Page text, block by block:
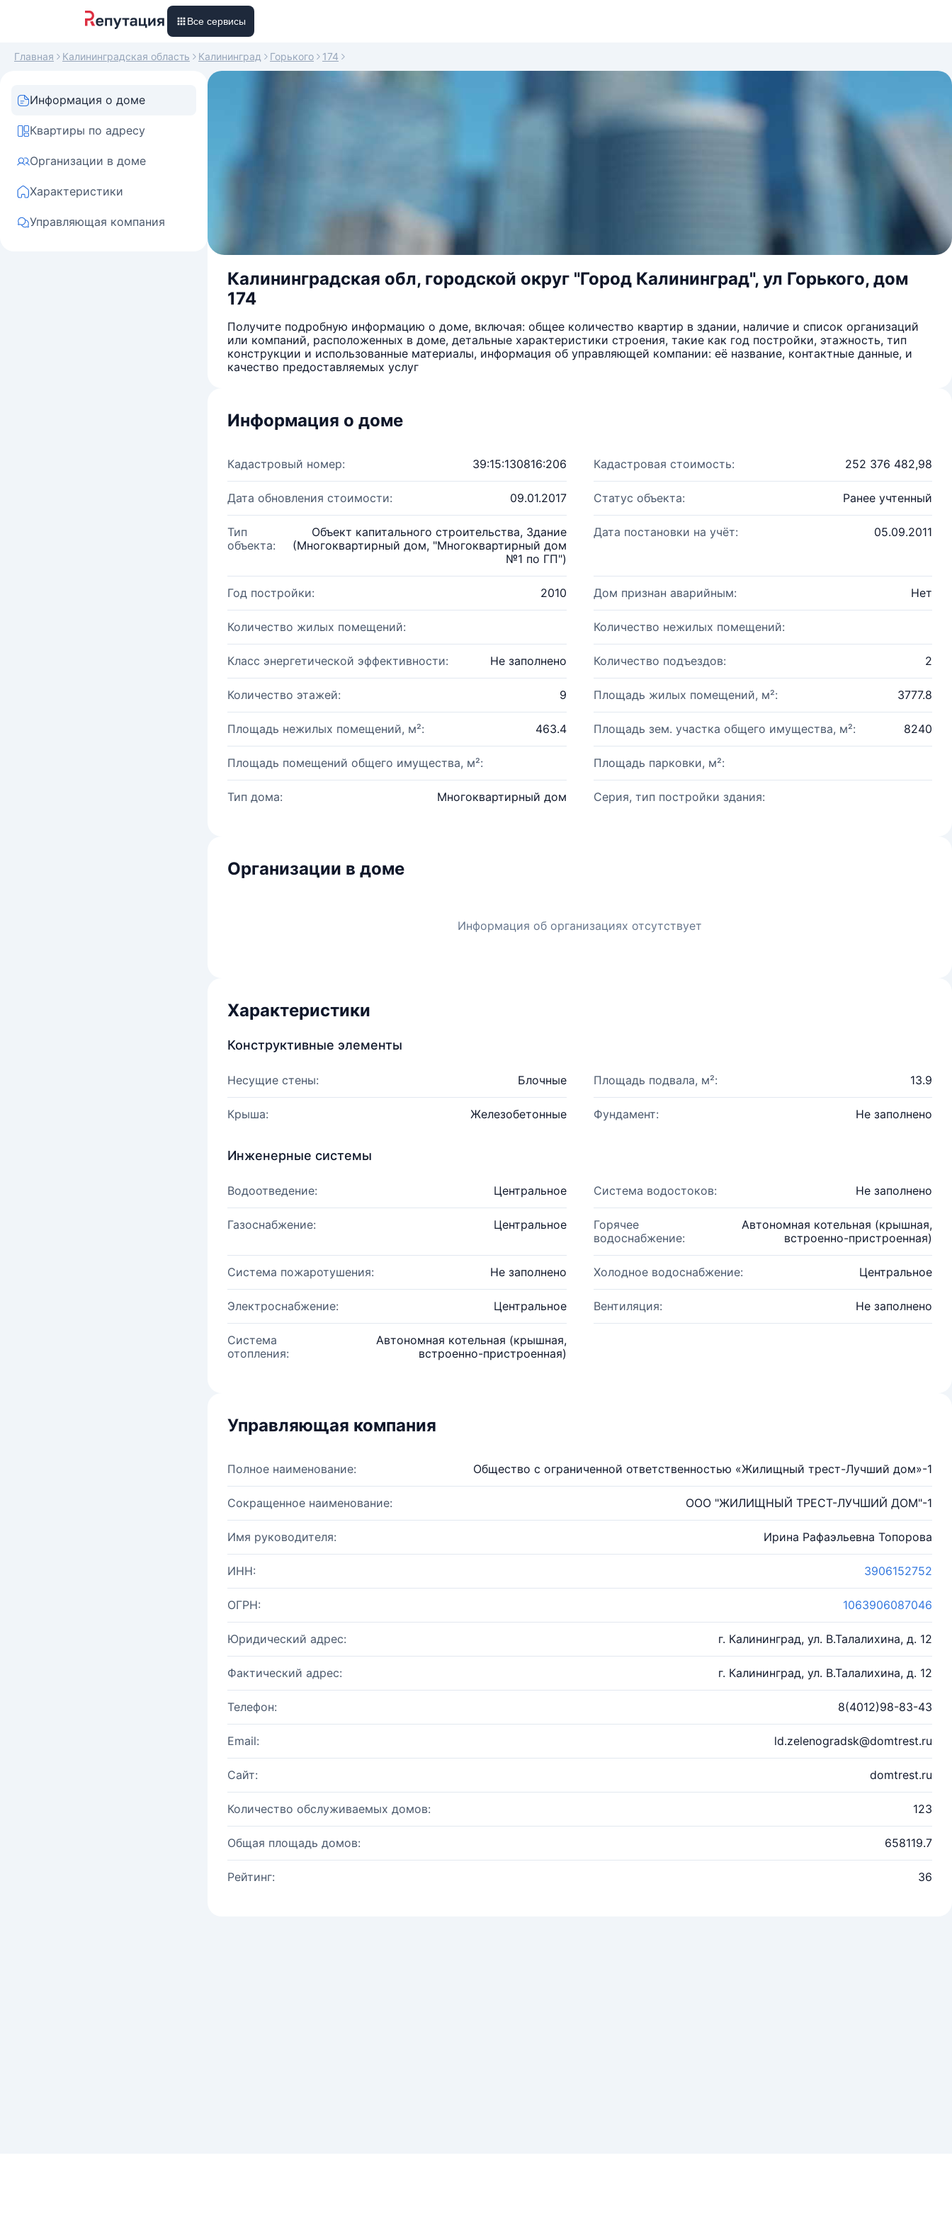
Все сервисы
Главная Калининградская область Калининград Горького 174
Информация о доме
Квартиры по адресу
Организации в доме
Характеристики
Управляющая компания
Калининградская обл, городской округ "Город Калининград", ул Горького, дом
174
Получите подробную информацию о доме, включая: общее количество квартир в здании, наличие и список организаций
или компаний, расположенных в доме, детальные характеристики строения, такие как год постройки, этажность, тип
конструкции и использованные материалы, информация об управляющей компании: её название, контактные данные, и
качество предоставляемых услуг
Информация о доме
Кадастровый номер: 39:15:130816:206 Кадастровая стоимость: 252 376 482,98
Дата обновления стоимости: 09.01.2017 Статус объекта: Ранее учтенный
Тип
объекта:
Объект капитального строительства, Здание
(Многоквартирный дом, "Многоквартирный дом
№1 по ГП")
Дата постановки на учёт: 05.09.2011
Год постройки: 2010 Дом признан аварийным: Нет
Количество жилых помещений: Количество нежилых помещений:
Класс энергетической эффективности: Не заполнено Количество подъездов: 2
Количество этажей: 9 Площадь жилых помещений, м²: 3777.8
Площадь нежилых помещений, м²: 463.4 Площадь зем. участка общего имущества, м²: 8240
Площадь помещений общего имущества, м²: Площадь парковки, м²:
Тип дома: Многоквартирный дом Серия, тип постройки здания:
Организации в доме
Информация об организациях отсутствует
Характеристики
Конструктивные элементы
Несущие стены: Блочные Площадь подвала, м²: 13.9
Крыша: Железобетонные Фундамент: Не заполнено
Инженерные системы
Водоотведение: Центральное Система водостоков: Не заполнено
Газоснабжение: Центральное
Горячее
водоснабжение:
Автономная котельная (крышная,
встроенно-пристроенная)
Система пожаротушения: Не заполнено Холодное водоснабжение: Центральное
Электроснабжение: Центральное Вентиляция: Не заполнено
Система
отопления:
Автономная котельная (крышная,
встроенно-пристроенная)
Управляющая компания
Полное наименование: Общество с ограниченной ответственностью «Жилищный трест-Лучший дом»-1
Сокращенное наименование: ООО "ЖИЛИЩНЫЙ ТРЕСТ-ЛУЧШИЙ ДОМ"-1
Имя руководителя: Ирина Рафаэльевна Топорова
ИНН: 3906152752
ОГРН: 1063906087046
Юридический адрес: г. Калининград, ул. В.Талалихина, д. 12
Фактический адрес: г. Калининград, ул. В.Талалихина, д. 12
Телефон: 8(4012)98-83-43
Email: ld.zelenogradsk@domtrest.ru
Сайт: domtrest.ru
Количество обслуживаемых домов: 123
Общая площадь домов: 658119.7
Рейтинг: 36